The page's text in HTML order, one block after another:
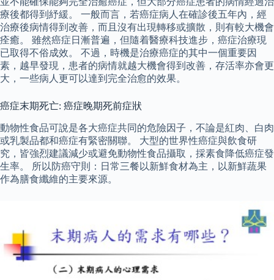
療後都得到紓緩。 一般而言，若癌症病人在確診後五年內，經
治療後病情得到改善，而且沒有出現轉移或擴散，則有較大機會
痊癒。 雖然癌症日漸普遍，但隨着醫療科技進步，癌症治療現
已取得不俗成效。 不過，時機是治療癌症的其中一個重要因
素，越早發現，患者的病情就越大機會得到改善，存活率亦會更
大，一些病人更可以達到完全治愈的效果。
癌症末期死亡: 癌症晚期死前症狀
動物性食品可說是各大癌症共同的危險因子，不論是紅肉、白肉
或乳製品都和癌症有緊密關聯。 大型的世界性癌症與飲食研
究，皆強烈建議減少或避免動物性食品攝取，採素食降低癌症發
生率。 所以防癌守則：日常三餐以新鮮食材為主，以新鮮蔬果
作為膳食纖維的主要來源。